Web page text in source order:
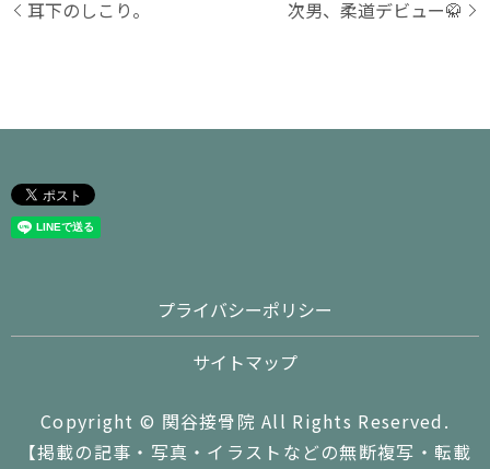
耳下のしこり。 次男、柔道デビュー🥋
プライバシーポリシー
サイトマップ
Copyright © 関谷接骨院 All Rights Reserved.
【掲載の記事・写真・イラストなどの無断複写・転載